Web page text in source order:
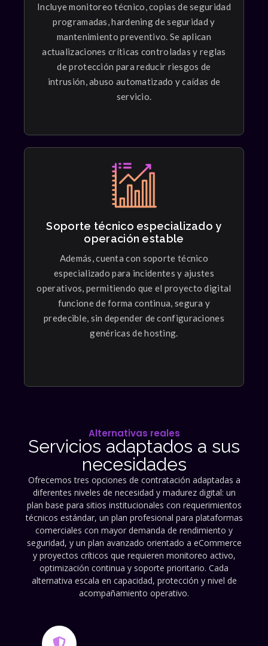
Incluye monitoreo técnico, copias de seguridad
programadas, hardening de seguridad y
mantenimiento preventivo. Se aplican
actualizaciones críticas controladas y reglas
de protección para reducir riesgos de
intrusión, abuso automatizado y caídas de
servicio.
Graphic study showing arrangement of spaces,
room layouts, and activities making.
Soporte técnico especializado y
operación estable
Además, cuenta con soporte técnico
especializado para incidentes y ajustes
operativos, permitiendo que el proyecto digital
funcione de forma continua, segura y
predecible, sin depender de configuraciones
genéricas de hosting.
Technological Design
Graphic study showing arrangement of spaces,
room layouts, and activities making.
Alternativas reales
Servicios adaptados a sus
necesidades
Ofrecemos tres opciones de contratación adaptadas a
diferentes niveles de necesidad y madurez digital: un
plan base para sitios institucionales con requerimientos
técnicos estándar, un plan profesional para plataformas
comerciales con mayor demanda de rendimiento y
seguridad, y un plan avanzado orientado a eCommerce
y proyectos críticos que requieren monitoreo activo,
optimización continua y soporte prioritario. Cada
alternativa escala en capacidad, protección y nivel de
acompañamiento operativo.